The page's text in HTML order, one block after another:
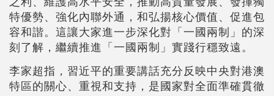
特優勢、強化內聯外通，和弘揚核心價值、促進包
容和諧。這讓大家進一步深化對「一國兩制」的深
刻了解，繼續推進「一國兩制」實踐行穩致遠。
李家超指，習近平的重要講話充分反映中央對港澳
特區的關心、重視和支持，是國家對全面準確貫徹